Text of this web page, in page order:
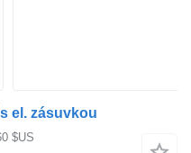
el. zásuvkou
$US